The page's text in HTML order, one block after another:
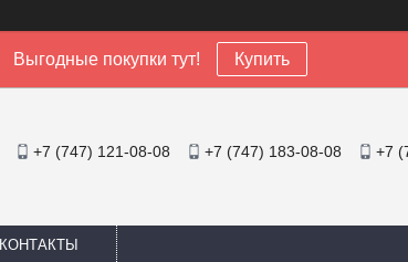
Выгодные покупки тут! Купить
+7 (747) 121-08-08 +7 (747) 183-08-08 +7
КОНТАКТЫ